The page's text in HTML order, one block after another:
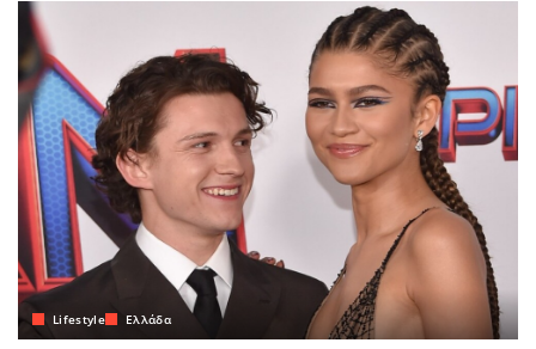
Lifestyle Ελλάδα